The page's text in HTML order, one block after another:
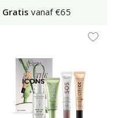
Gratis vanaf €65